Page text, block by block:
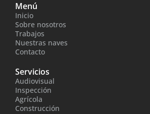
e
b
o
o
k
u
e
Menú
Inicio
Sobre nosotros
Trabajos
Nuestras naves
Contacto
Servicios
Audiovisual
Inspección
Agrícola
Construcción